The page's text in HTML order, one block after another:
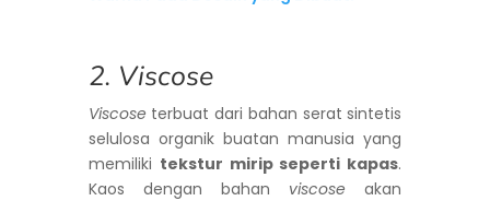
2. Viscose
Viscose terbuat dari bahan serat sintetis
selulosa organik buatan manusia yang
memiliki tekstur mirip seperti kapas.
Kaos dengan bahan viscose akan